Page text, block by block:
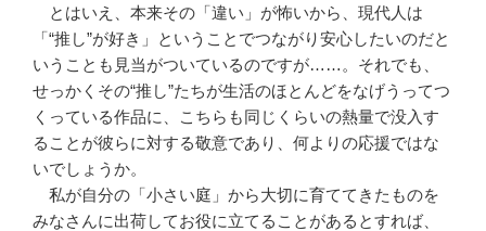
とはいえ、本来その「違い」が怖いから、現代人は
「“推し”が好き」ということでつながり安心したいのだと
いうことも見当がついているのですが……。それでも、
せっかくその“推し”たちが生活のほとんどをなげうってつ
くっている作品に、こちらも同じくらいの熱量で没入す
ることが彼らに対する敬意であり、何よりの応援ではな
いでしょうか。
私が自分の「小さい庭」から大切に育ててきたものを
みなさんに出荷してお役に立てることがあるとすれば、